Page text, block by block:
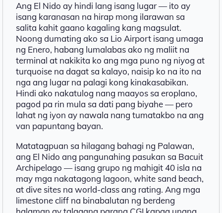
Ang El Nido ay hindi lang isang lugar — ito ay
isang karanasan na hirap mong ilarawan sa
salita kahit gaano kagaling kang magsulat.
Noong dumating ako sa Lio Airport isang umaga
ng Enero, habang lumalabas ako ng maliit na
terminal at nakikita ko ang mga puno ng niyog at
turquoise na dagat sa kalayo, naisip ko na ito na
nga ang lugar na palagi kong kinakasabikan.
Hindi ako nakatulog nang maayos sa eroplano,
pagod pa rin mula sa dati pang biyahe — pero
lahat ng iyon ay nawala nang tumatakbo na ang
van papuntang bayan.
Matatagpuan sa hilagang bahagi ng Palawan,
ang El Nido ang pangunahing pasukan sa Bacuit
Archipelago — isang grupo ng mahigit 40 isla na
may mga nakatagong lagoon, white sand beach,
at dive sites na world-class ang rating. Ang mga
limestone cliff na binabalutan ng berdeng